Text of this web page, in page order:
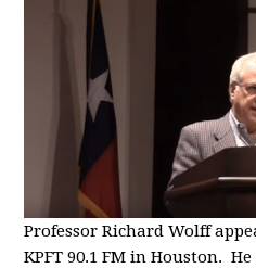
Professor Richard Wolff
KPFT 90.1 FM in Houston.